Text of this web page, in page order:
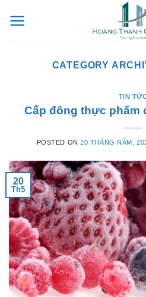
CATEGORY
TIN
Cấp đông thực phẩm
POSTED ON20 THÁNG NĂM,
20
Th5